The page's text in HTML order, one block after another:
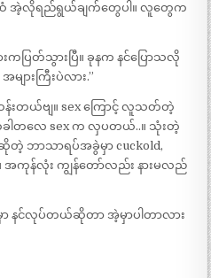
အဲ့လိုရည်ရွယ်ချက်တွေပါ။ လူတွေက
ားကပြတ်သွားပြီ။ ခုနက နင်ပြောသလို
းကြီးပဲလား.”
န်းတယ်ဗျ။ sex ကြောင့် လူသတ်တဲ့
ါတလေ sex က လှပတယ်..။ သုံးတဲ့
ဘာသာရပ်အခွဲမှာ cuckold,
အကုန်လုံး ကျွန်တော်လည်း နားမလည်
မှာ နင်လုပ်တယ်ဆိုတာ အဲ့မှာပါတာလား